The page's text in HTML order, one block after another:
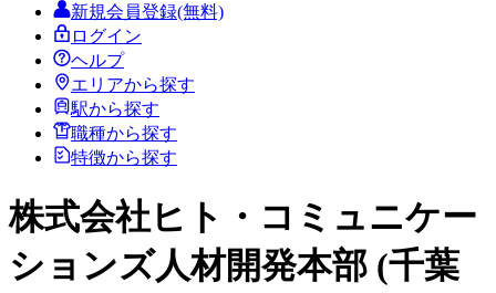
新規会員登録(無料)
ログイン
ヘルプ
エリアから探す
駅から探す
職種から探す
特徴から探す
株式会社ヒト・コミュニケー
ションズ人材開発本部 (千葉